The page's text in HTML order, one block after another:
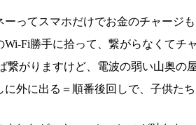
ってスマホだけでお金のチャージ
Fi勝手に拾って、繋がらなくてチ
繋がりますけど、電波の弱い山奥の
外に出る＝順番後回しで、子供た